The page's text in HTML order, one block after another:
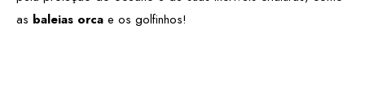
as baleias orca e os golfinhos!